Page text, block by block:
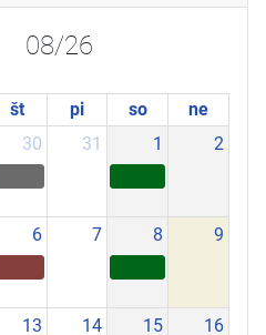
08/26
št pi so
ne
30 31 1 2
6 7 8 9
13 14 15 16